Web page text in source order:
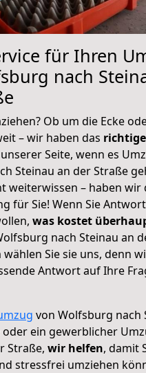
für Ihren
nach
Ob um die Ecke
– wir haben das richtige
Seite, wenn es
Steinau an der Straße
weiterwissen – haben wir
für Sie! Wenn Sie
was kostet
nach Steinau an
wählen Sie sie uns, denn
Antwort auf Ihre
von Wolfsburg nach
ein gewerblicher
Straße, wir helfen, damit
stressfrei umziehen